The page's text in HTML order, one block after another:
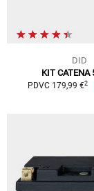
DID
KIT CATENA
PDVC 179,99 €2